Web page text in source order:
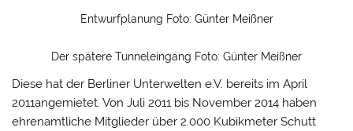
Entwurfplanung Foto: Günter Meißner
Der spätere Tunneleingang Foto: Günter Meißner
Diese hat der Berliner Unterwelten e.V. bereits im April
2011angemietet. Von Juli 2011 bis November 2014 haben
ehrenamtliche Mitglieder über 2.000 Kubikmeter Schutt